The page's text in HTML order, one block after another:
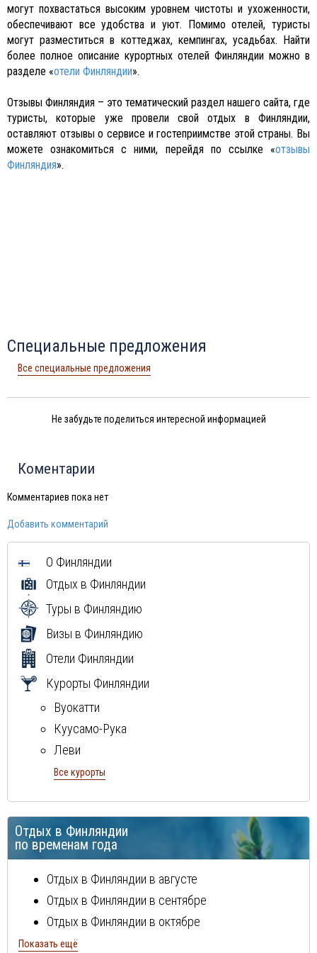
могут похвастаться высоким уровнем чистоты и ухоженности,
обеспечивают все удобства и уют. Помимо отелей, туристы
могут разместиться в коттеджах, кемпингах, усадьбах. Найти
более полное описание курортных отелей Финляндии можно в
разделе «отели Финляндии».
Отзывы Финляндия – это тематический раздел нашего сайта, где
туристы, которые уже провели свой отдых в Финляндии,
оставляют отзывы о сервисе и гостеприимстве этой страны. Вы
можете ознакомиться с ними, перейдя по ссылке «отзывы
Финляндия».
Специальные предложения
Все специальные предложения
Не забудьте поделиться интересной информацией
Коментарии
Комментариев пока нет
Добавить комментарий
О Финляндии
Отдых в Финляндии
Туры в Финляндию
Визы в Финляндию
Отели Финляндии
Курорты Финляндии
Вуокатти
Куусамо-Рука
Леви
Рованиеми
Все курорты
Отдых в Финляндии
по временам года
Отдых в Финляндии в августе
Отдых в Финляндии в сентябре
Отдых в Финляндии в октябре
Отдых в Финляндии в ноябре
Показать ещё